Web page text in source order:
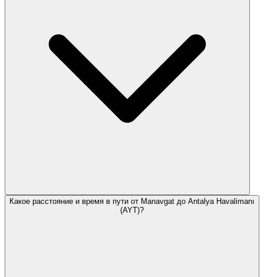
Какое расстояние и время в пути от Manavgat до Antalya Havalimanı
(AYT)?